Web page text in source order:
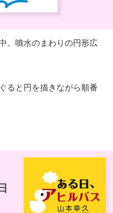
。噴水のまわりの円形広
ると円を描きながら順番